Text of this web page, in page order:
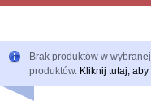
Brak produktów w
produktów. Kliknij tutaj, aby